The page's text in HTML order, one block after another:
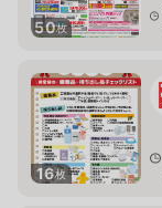
50枚
16枚